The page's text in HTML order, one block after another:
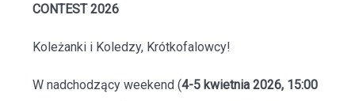
CONTEST 2026
Koleżanki i Koledzy, Krótkofalowcy!
W nadchodzący weekend (4-5 kwietnia 2026, 15:00